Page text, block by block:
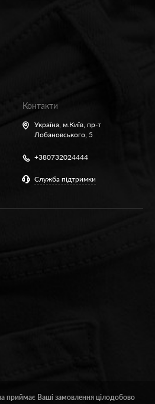
Контакти
Україна, м.Київ, пр-т
Лобановського, 5
+380732024444
Служба підтримки
приймає Ваші замовлення цілодобово